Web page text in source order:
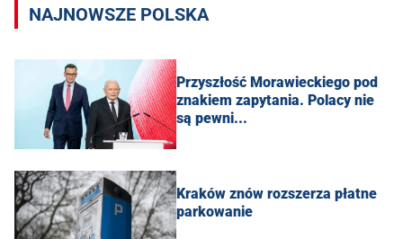
NAJNOWSZE POLSKA
Przyszłość Morawieckiego pod
znakiem zapytania. Polacy nie
są pewni...
Kraków znów rozszerza płatne
parkowanie